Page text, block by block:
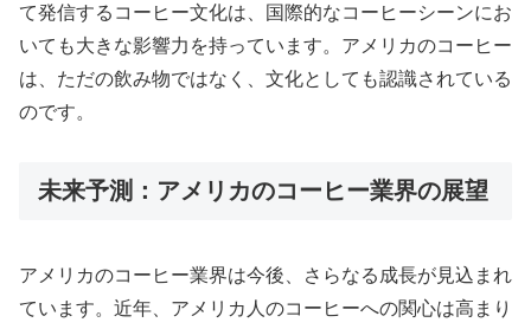
て発信するコーヒー文化は、国際的なコーヒーシーンにお
いても大きな影響力を持っています。アメリカのコーヒー
は、ただの飲み物ではなく、文化としても認識されている
のです。
未来予測：アメリカのコーヒー業界の展望
アメリカのコーヒー業界は今後、さらなる成長が見込まれ
ています。近年、アメリカ人のコーヒーへの関心は高まり